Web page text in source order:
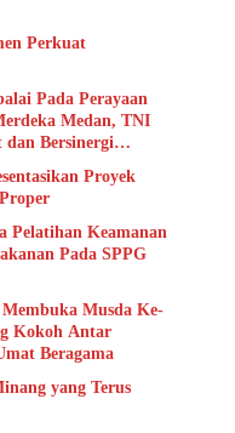
Perkuat
Pada Perayaan
Medan, TNI
Bersinergi
Proyek
Pelatihan Keamanan
Pada SPPG
Musda Ke-
Kokoh Antar
Beragama
yang Terus